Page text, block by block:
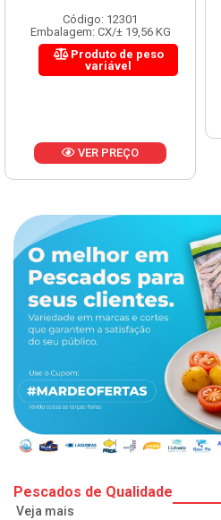
Código: 12301
Embalagem: CX/± 19,56 KG
Produto de peso
variável
VER PREÇO
Pescados de Qualidade
Veja mais